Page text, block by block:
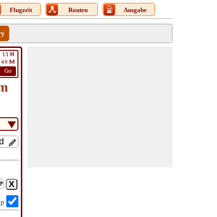
Flugzeit Routen Ausgabe
11 H
49 M
Go